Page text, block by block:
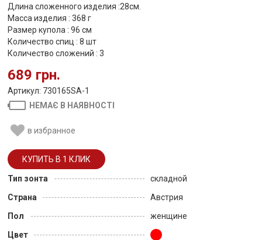
Длина сложенного изделия :28см.
Масса изделия : 368 г
Размер купола : 96 см
Количество спиц : 8 шт
Количество сложений : 3
689 грн.
Артикул: 730165SA-1
НЕМАЄ В НАЯВНОСТІ
в избранное
Тип зонта
складной
Страна
Австрия
Пол
женщине
Цвет